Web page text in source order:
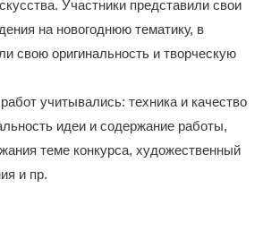
Участники представили свои
на новогоднюю тематику, в
свою оригинальность и творческую
учитывались: техника и качество
идеи и содержание работы,
теме конкурса, художественный
и пр.